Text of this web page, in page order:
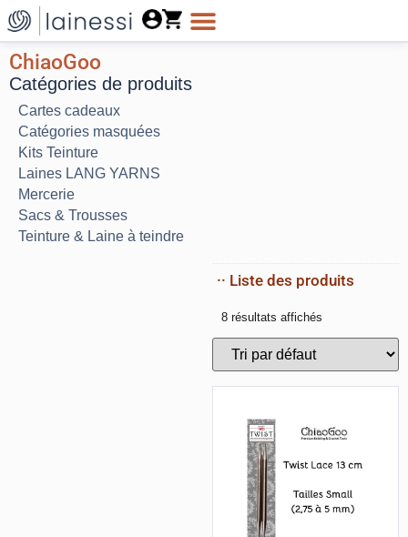
ChiaoGoo
Catégories de produits
Cartes cadeaux
Catégories masquées
Kits Teinture
Laines LANG YARNS
Mercerie
Sacs & Trousses
Teinture & Laine à teindre
·· Liste des produits
8 résultats affichés